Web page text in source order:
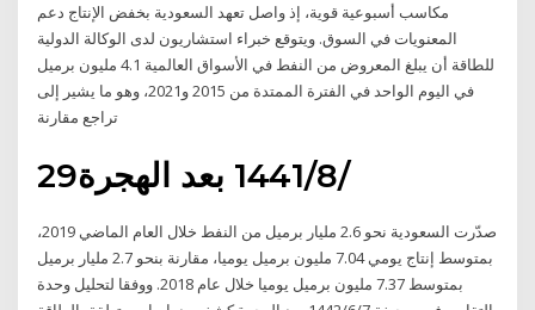
مكاسب أسبوعية قوية، إذ واصل تعهد السعودية بخفض الإنتاج دعم
المعنويات في السوق. ويتوقع خبراء استشاريون لدى الوكالة الدولية
للطاقة أن يبلغ المعروض من النفط في الأسواق العالمية 4.1 مليون برميل
في اليوم الواحد في الفترة الممتدة من 2015 و2021، وهو ما يشير إلى
تراجع مقارنة
29‏‏/8‏‏/1441 بعد الهجرة
صدّرت السعودية نحو 2.6 مليار برميل من النفط خلال العام الماضي 2019،
بمتوسط إنتاج يومي 7.04 مليون برميل يوميا، مقارنة بنحو 2.7 مليار برميل
بمتوسط 7.37 مليون برميل يوميا خلال عام 2018. ووفقا لتحليل وحدة